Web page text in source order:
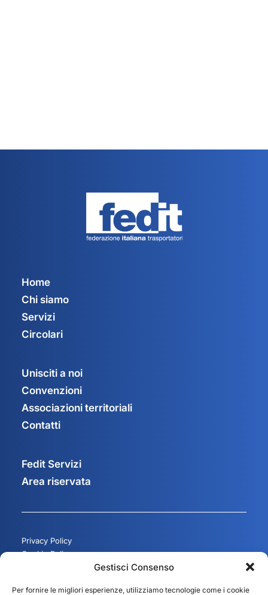
Gestisci Consenso
Per fornire le migliori esperienze, utilizziamo tecnologie come i cookie
Home
Chi siamo
Servizi
Circolari
Unisciti a noi
Convenzioni
Associazioni territoriali
Contatti
Fedit Servizi
Area riservata
Privacy Policy
Cookie Policy